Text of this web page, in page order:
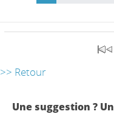
>> Retour
Une suggestion ?